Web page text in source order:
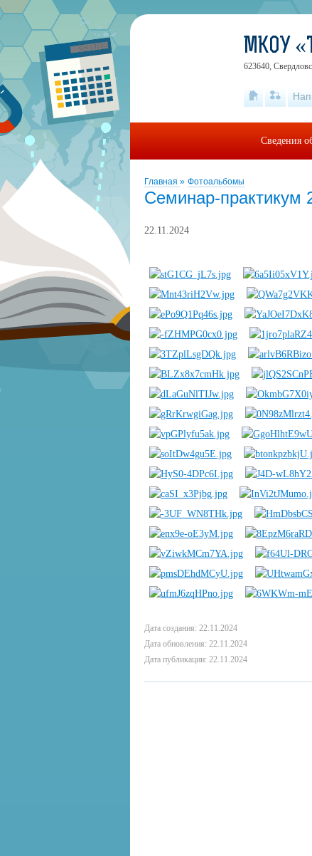
Главная » Фотоальбомы
Семинар-практикум
22.11.2024
Дата создания: 22.11.2024
Дата обновления: 22.11.2024
Дата публикации: 22.11.2024
МКОУ
623640,
Сведения